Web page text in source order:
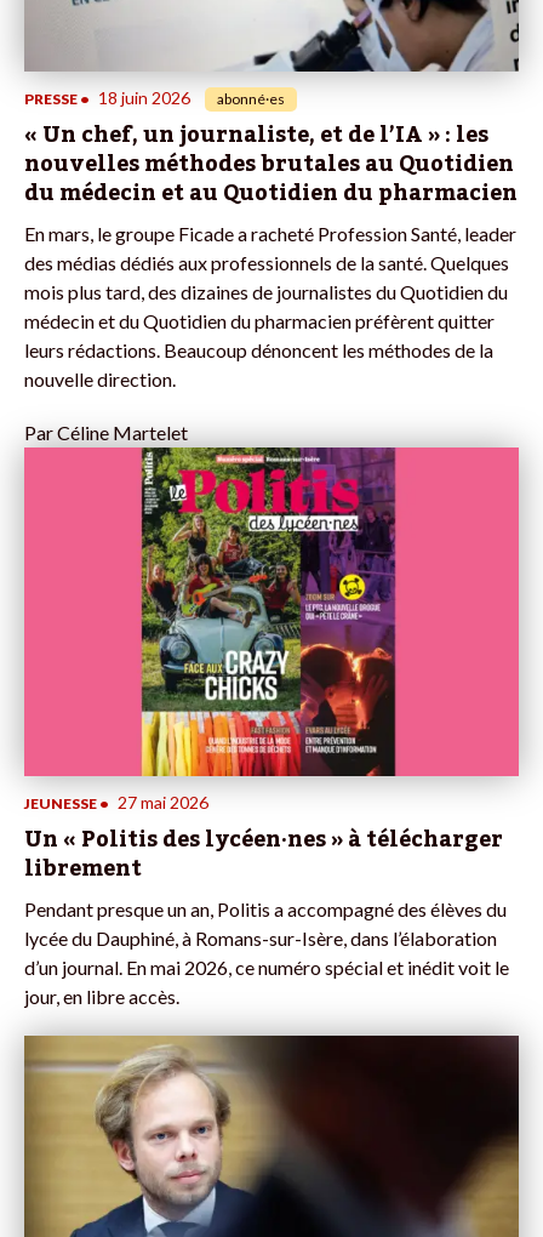
PRESSE • 18 juin 2026 abonné·es
« Un chef, un journaliste, et de l’IA » : les
nouvelles méthodes brutales au Quotidien
du médecin et au Quotidien du pharmacien
En mars, le groupe Ficade a racheté Profession Santé, leader
des médias dédiés aux professionnels de la santé. Quelques
mois plus tard, des dizaines de journalistes du Quotidien du
médecin et du Quotidien du pharmacien préfèrent quitter
leurs rédactions. Beaucoup dénoncent les méthodes de la
nouvelle direction.
ParCéline Martelet
JEUNESSE • 27 mai 2026
Un « Politis des lycéen·nes » à télécharger
librement
Pendant presque un an, Politis a accompagné des élèves du
lycée du Dauphiné, à Romans-sur-Isère, dans l’élaboration
d’un journal. En mai 2026, ce numéro spécial et inédit voit le
jour, en libre accès.